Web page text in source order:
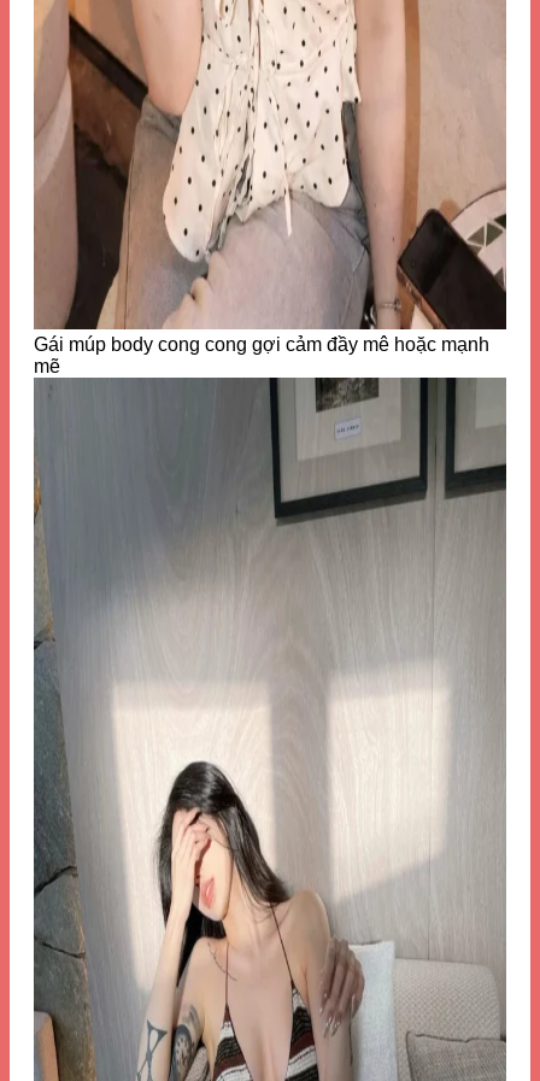
Gái múp body cong cong gợi cảm đầy mê hoặc mạnh
mẽ